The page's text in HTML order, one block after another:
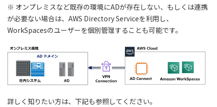
※ オンプレミスなど既存の環境にADが存在しない、もしくは連携
が必要ない場合は、AWS Directory Serviceを利用し、
WorkSpacesのユーザーを個別管理することも可能です。
詳しく知りたい方は、下記も参照してください。